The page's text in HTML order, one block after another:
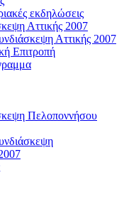
εκδηλώσεις
Αττικής 2007
Αττικής 2007
Επιτροπή
Πελοποννήσου